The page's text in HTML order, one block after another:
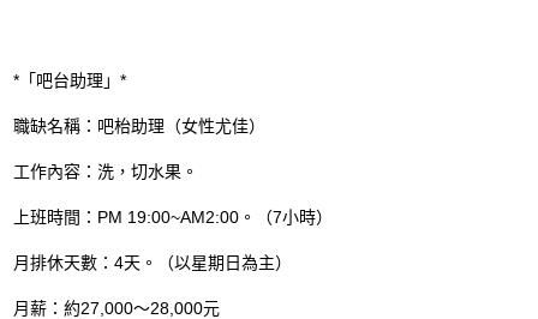
*「吧台助理」*
職缺名稱：吧枱助理（女性尤佳）
工作內容：洗，切水果。
上班時間：PM 19:00~AM2:00。（7小時）
月排休天數：4天。（以星期日為主）
月薪：約27,000～28,000元